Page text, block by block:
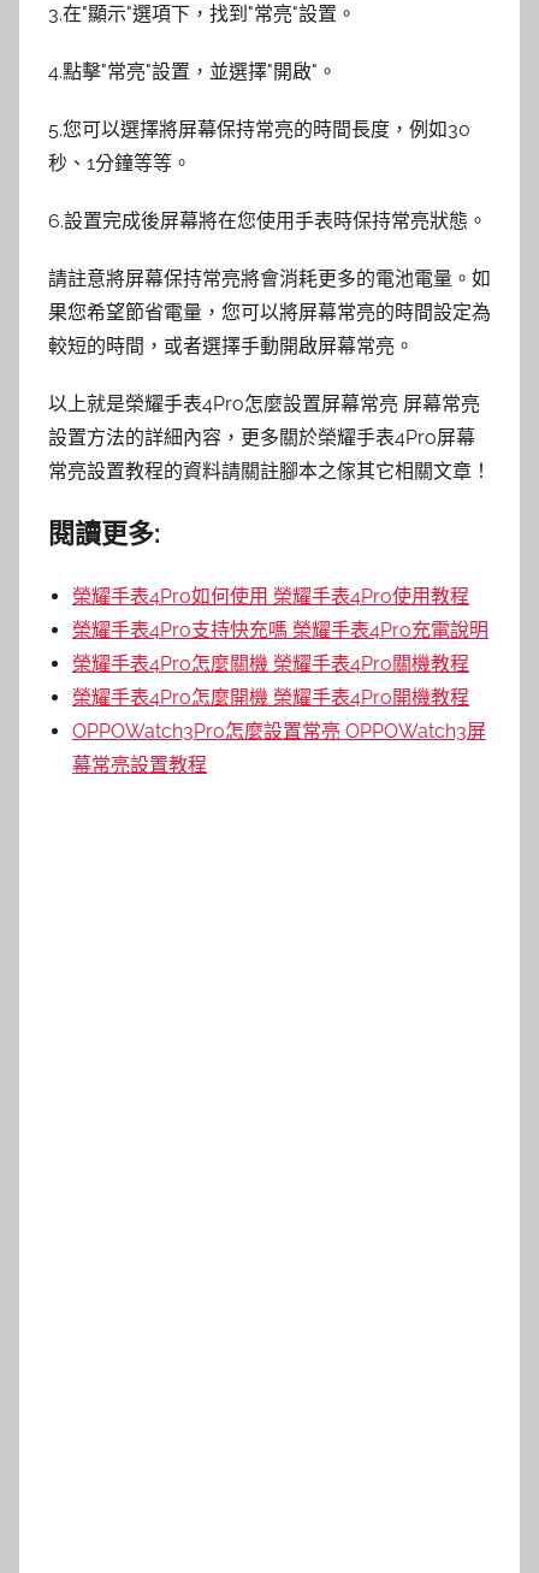
3.在"顯示"選項下，找到"常亮"設置。
4.點擊"常亮"設置，並選擇"開啟"。
5.您可以選擇將屏幕保持常亮的時間長度，例如30
秒、1分鐘等等。
6.設置完成後屏幕將在您使用手表時保持常亮狀態。
請註意將屏幕保持常亮將會消耗更多的電池電量。如
果您希望節省電量，您可以將屏幕常亮的時間設定為
較短的時間，或者選擇手動開啟屏幕常亮。
以上就是榮耀手表4Pro怎麼設置屏幕常亮 屏幕常亮
設置方法的詳細內容，更多關於榮耀手表4Pro屏幕
常亮設置教程的資料請關註腳本之傢其它相關文章！
閱讀更多:
榮耀手表4Pro如何使用 榮耀手表4Pro使用教程
榮耀手表4Pro支持快充嗎 榮耀手表4Pro充電說明
榮耀手表4Pro怎麼關機 榮耀手表4Pro關機教程
榮耀手表4Pro怎麼開機 榮耀手表4Pro開機教程
OPPOWatch3Pro怎麼設置常亮 OPPOWatch3屏
幕常亮設置教程